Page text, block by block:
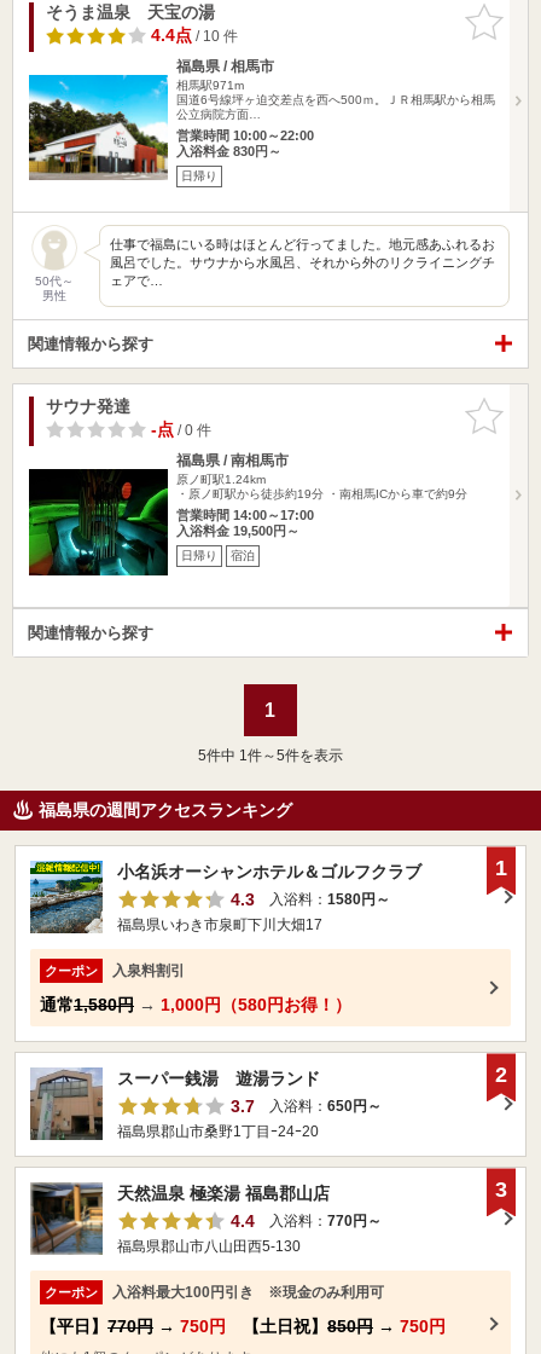
お気に入
りに追加
そうま温泉 天宝の湯
4.4点/ 10 件
福島県 / 相馬市
相馬駅971m
国道6号線坪ヶ迫交差点を西へ500ｍ。ＪＲ相馬駅から相馬
公立病院方面…
営業時間 10:00～22:00
入浴料金 830円～
日帰り
50代～
男性
仕事で福島にいる時はほとんど行ってました。地元感あふれるお
風呂でした。サウナから水風呂、それから外のリクライニングチ
ェアで…
関連情報から探す
お気に入
りに追加
サウナ発達
-点/ 0 件
福島県 / 南相馬市
原ノ町駅1.24km
・原ノ町駅から徒歩約19分 ・南相馬ICから車で約9分
営業時間 14:00～17:00
入浴料金 19,500円～
日帰り 宿泊
関連情報から探す
1
5件中 1件～5件を表示
福島県の週間アクセスランキング
小名浜オーシャンホテル＆ゴルフクラブ
4.3
入浴料： 1580円～
福島県いわき市泉町下川大畑17
クーポン 入泉料割引
通常1,580円 → 1,000円（580円お得！）
1
スーパー銭湯 遊湯ランド
3.7
入浴料： 650円～
福島県郡山市桑野1丁目ｰ24ｰ20
2
天然温泉 極楽湯 福島郡山店
4.4
入浴料： 770円～
福島県郡山市八山田西5-130
クーポン 入浴料最大100円引き ※現金のみ利用可
【平日】 770円 → 750円 【土日祝】 850円 → 750円
3